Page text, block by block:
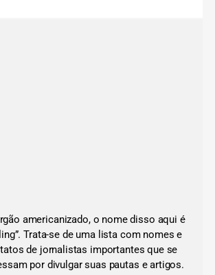
americanizado, o nome disso aqui é
Trata-se de uma lista com nomes e
de jornalistas importantes que se
por divulgar suas pautas e artigos.